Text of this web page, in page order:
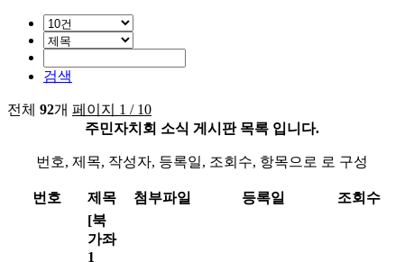
검색
전체 92개 페이지 1 / 10
주민자치회 소식 게시판 목록 입니다.
번호, 제목, 작성자, 등록일, 조회수, 항목으로 로 구성
번호 제목 첨부파일 등록일 조회수
[북
가좌
1